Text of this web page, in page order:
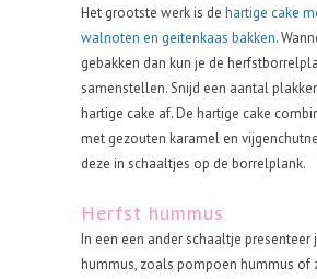
Het grootste werk is de hartige cake
walnoten en geitenkaas bakken.
gebakken dan kun je de
samenstellen. Snijd een aantal
hartige cake af. De hartige cake
met gezouten karamel en
deze in schaaltjes op de borrelplank.
Herfst hummus
In een een ander schaaltje presenteer
hummus, zoals pompoen hummus of